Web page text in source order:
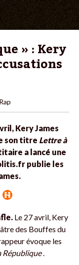
» : Kery
Kery James
son titre Lettre à
a lancé une
publie les
Le 27 avril, Kery
des Bouffes du
évoque les
République.